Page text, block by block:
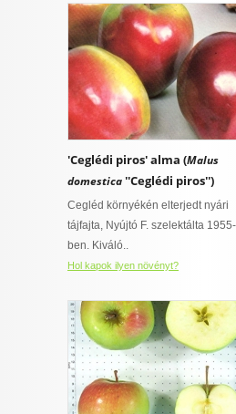
Data Deletion Data
'Ceglédi piros' alma (Malus
domestica''Ceglédi piros'')
Cegléd környékén elterjedt nyári
tájfajta, Nyújtó F. szelektálta 1955-
ben. Kiváló..
Hol kapok ilyen növényt?